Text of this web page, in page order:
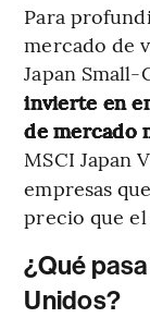
Para
mercado de
Japan Small-
invierte en
de mercado
MSCI Japan
empresas
precio que
¿Qué
Unidos?